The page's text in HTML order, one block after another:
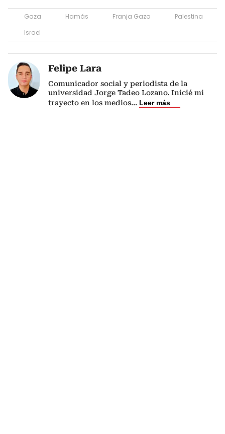
Gaza Hamás Franja Gaza
Palestina
Israel
Felipe Lara
Comunicador social y periodista de la
universidad Jorge Tadeo Lozano. Inicié mi
trayecto en los medios... Leer más